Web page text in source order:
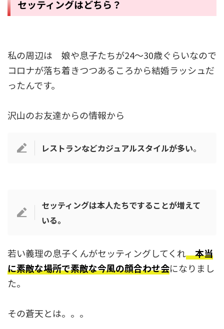
セッティングはどちら？
私の周辺は 娘や息子たちが24～30歳ぐらいなので
コロナが落ち着きつつあるころから結婚ラッシュだ
ったんです。
沢山のお友達からの情報から
レストランなどカジュアルスタイルが多い。
セッティングは本人たちですることが増えて
いる。
若い義理の息子くんがセッティングしてくれ本当
に素敵な場所で素敵な今風の顔合わせ会になりまし
た。
その蒼天とは。。。